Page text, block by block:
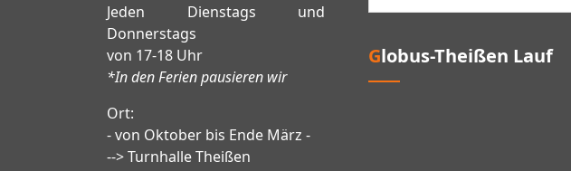
Jeden Dienstags und
Donnerstags
von 17-18 Uhr
*In den Ferien pausieren wir
Ort:
- von Oktober bis Ende März -
--> Turnhalle Theißen
Globus-Theißen Lauf